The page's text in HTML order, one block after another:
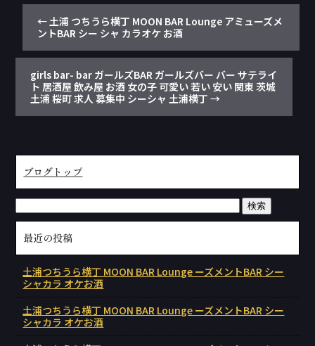
← 土浦 つちうら横丁 MOON BAR Lounge アミューズメ
ントBAR シー シャ カラオケ お酒
girls bar- bar ガールズBAR ガールズバー バー サテライ
ト 居酒屋 飲み屋 お酒 女の子 可愛い 若い 安い 関東 茨城
土浦 桜町 求人 募集中 シーシャ 土浦横丁→
ブログトップ
最近の投稿
土浦つちうら横丁 MOON BAR Lounge ーズメントBAR シー
シャカラ オケお酒
土浦つちうら横丁 MOON BAR Lounge ーズメントBAR シー
シャカラ オケお酒